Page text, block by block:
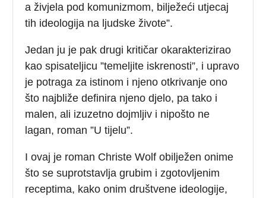
a živjela pod komunizmom, bilježeći utjecaj
tih ideologija na ljudske živote”.
Jedan ju je pak drugi kritičar okarakterizirao
kao spisateljicu ”temeljite iskrenosti”, i upravo
je potraga za istinom i njeno otkrivanje ono
što najbliže definira njeno djelo, pa tako i
malen, ali izuzetno dojmljiv i nipošto ne
lagan, roman ”U tijelu”.
I ovaj je roman Christe Wolf obilježen onime
što se suprotstavlja grubim i zgotovljenim
receptima, kako onim društvene ideologije,